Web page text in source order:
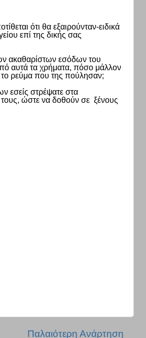
ότι θα εξαιρούνταν-ειδικά
επί της δικής σας
ακαθαρίστων εσόδων του
αυτά τα χρήματα, πόσο μάλλον
ρεύμα που της πούλησαν;
εσείς στρέψατε στα
τους, ώστε να δοθούν σε ξένους
Παλαιότερη Ανάρτηση